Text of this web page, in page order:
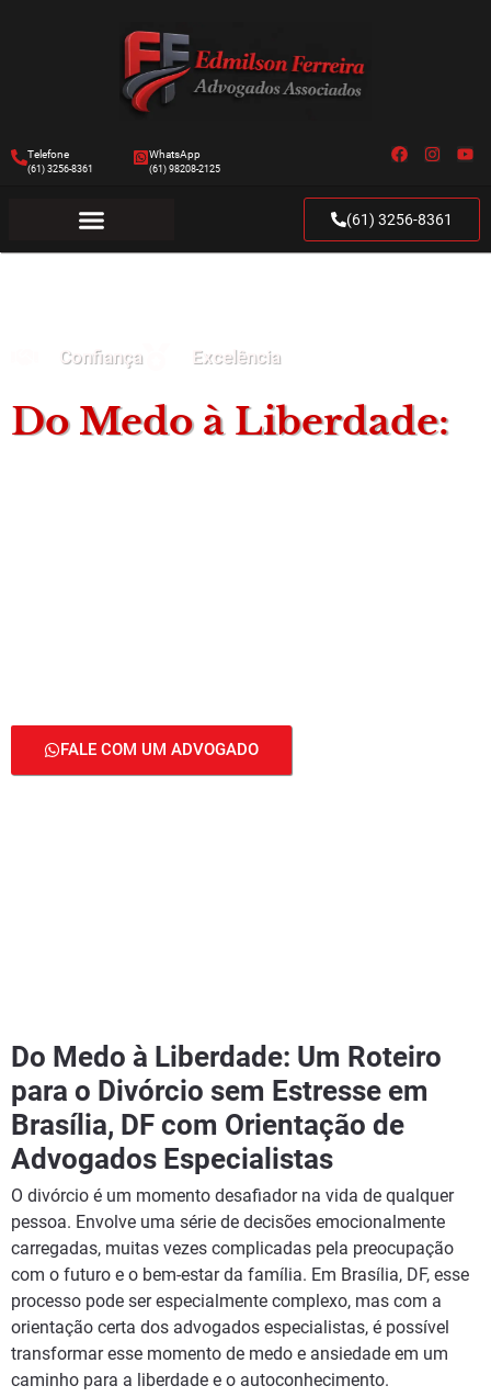
Telefone
(61) 3256-8361
WhatsApp
(61) 98208-2125
(61) 3256-8361
Confiança Excelência
Do Medo à Liberdade:
FALE COM UM ADVOGADO
Do Medo à Liberdade: Um Roteiro
para o Divórcio sem Estresse em
Brasília, DF com Orientação de
Advogados Especialistas
O divórcio é um momento desafiador na vida de qualquer
pessoa. Envolve uma série de decisões emocionalmente
carregadas, muitas vezes complicadas pela preocupação
com o futuro e o bem-estar da família. Em Brasília, DF, esse
processo pode ser especialmente complexo, mas com a
orientação certa dos advogados especialistas, é possível
transformar esse momento de medo e ansiedade em um
caminho para a liberdade e o autoconhecimento.